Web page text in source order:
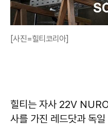
[사진=힐티코리아]
힐티는 자사 22V
사를 가진 레드닷과 독